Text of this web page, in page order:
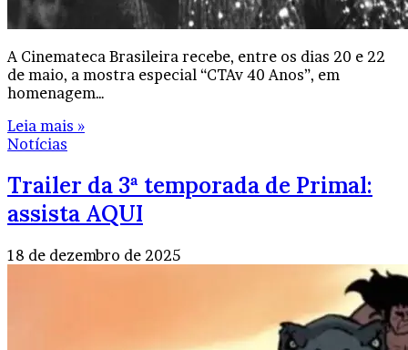
A Cinemateca Brasileira recebe, entre os dias 20 e 22
de maio, a mostra especial “CTAv 40 Anos”, em
homenagem…
Leia mais »
Notícias
Trailer da 3ª temporada de Primal:
assista AQUI
18 de dezembro de 2025